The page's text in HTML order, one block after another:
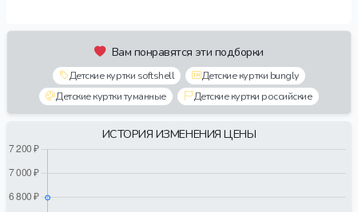
Вам понравятся эти подборки
Детские куртки softshell
Детские куртки bungly
Детские куртки туманные
Детские куртки российские
ИСТОРИЯ ИЗМЕНЕНИЯ ЦЕНЫ